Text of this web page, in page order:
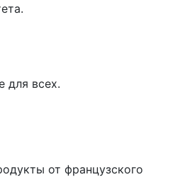
для всех.
от французского